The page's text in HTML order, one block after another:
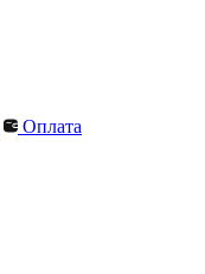
Оплата